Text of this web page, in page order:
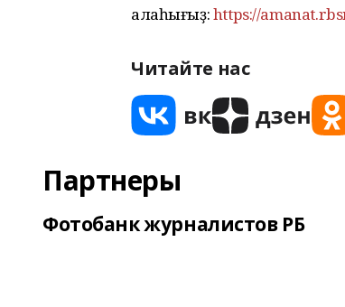
алаһығыҙ:https://
Читайте нас
Партнеры
Фотобанк журналистов РБ